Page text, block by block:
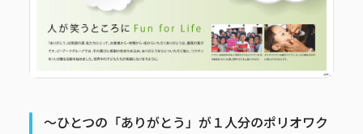
コーポレートブック
～ひとつの「ありがとう」が１人分のポリオワク